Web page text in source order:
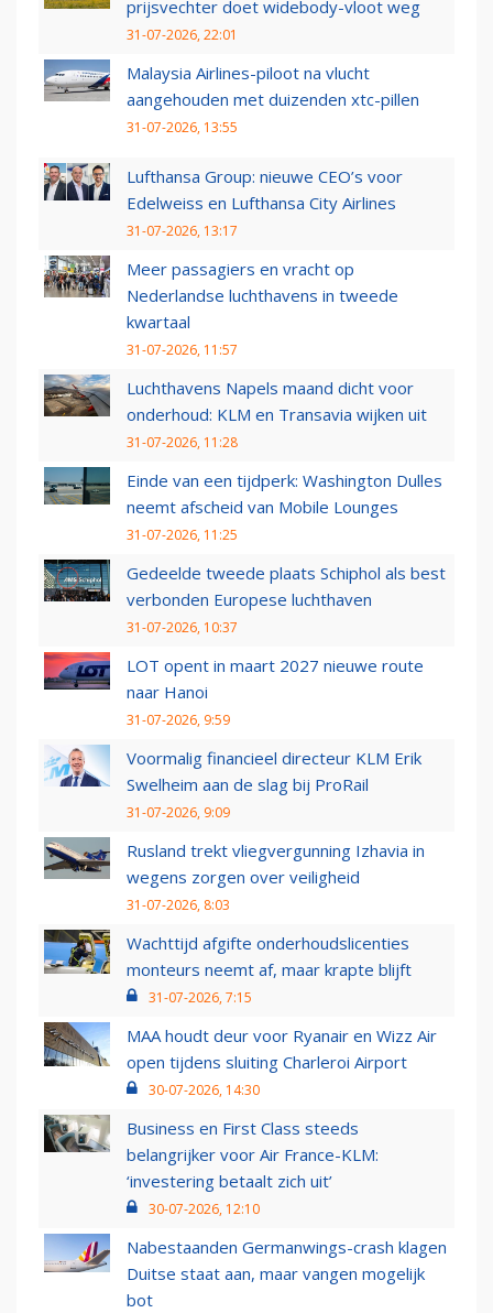
prijsvechter doet widebody-vloot weg
31-07-2026, 22:01
Malaysia Airlines-piloot na vlucht
aangehouden met duizenden xtc-pillen
31-07-2026, 13:55
Lufthansa Group: nieuwe CEO’s voor
Edelweiss en Lufthansa City Airlines
31-07-2026, 13:17
Meer passagiers en vracht op
Nederlandse luchthavens in tweede
kwartaal
31-07-2026, 11:57
Luchthavens Napels maand dicht voor
onderhoud: KLM en Transavia wijken uit
31-07-2026, 11:28
Einde van een tijdperk: Washington Dulles
neemt afscheid van Mobile Lounges
31-07-2026, 11:25
Gedeelde tweede plaats Schiphol als best
verbonden Europese luchthaven
31-07-2026, 10:37
LOT opent in maart 2027 nieuwe route
naar Hanoi
31-07-2026, 9:59
Voormalig financieel directeur KLM Erik
Swelheim aan de slag bij ProRail
31-07-2026, 9:09
Rusland trekt vliegvergunning Izhavia in
wegens zorgen over veiligheid
31-07-2026, 8:03
Wachttijd afgifte onderhoudslicenties
monteurs neemt af, maar krapte blijft
31-07-2026, 7:15
MAA houdt deur voor Ryanair en Wizz Air
open tijdens sluiting Charleroi Airport
30-07-2026, 14:30
Business en First Class steeds
belangrijker voor Air France-KLM:
‘investering betaalt zich uit’
30-07-2026, 12:10
Nabestaanden Germanwings-crash klagen
Duitse staat aan, maar vangen mogelijk
bot